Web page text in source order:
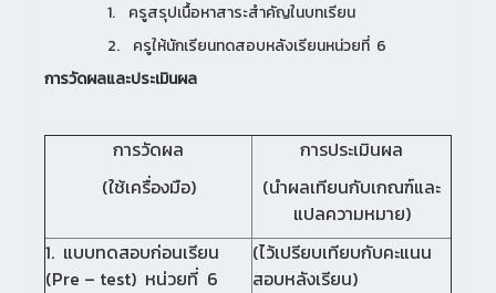
1. ครูสรุปเนื้อหาสาระสำคัญในบทเรียน
2. ครูให้นักเรียนทดสอบหลังเรียนหน่วยที่ 6
การวัดผลและประเมินผล
การวัดผล
(ใช้เครื่องมือ)
การประเมินผล
(นำผลเทียนกับเกณฑ์และ
แปลความหมาย)
1. แบบทดสอบก่อนเรียน
(Pre – test) หน่วยที่ 6
(ไว้เปรียบเทียบกับคะแนน
สอบหลังเรียน)